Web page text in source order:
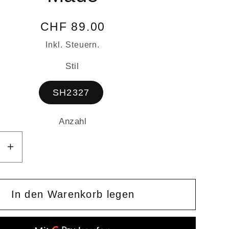
Normaler
Preis
CHF 89.00
Inkl. Steuern.
Stil
SH2327
Anzahl
Anzahl
Erhöhe
die
Menge
für
Große
In den Warenkorb legen